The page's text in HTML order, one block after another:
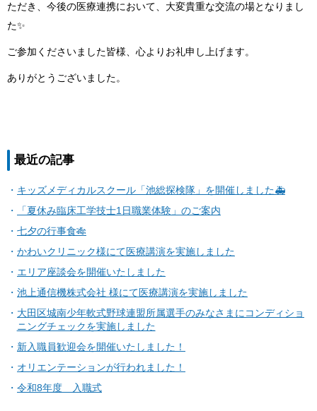
ただき、今後の医療連携において、大変貴重な交流の場となりまし
た✨
ご参加くださいました皆様、心よりお礼申し上げます。
ありがとうございました。
最近の記事
キッズメディカルスクール「池総探検隊」を開催しました🚑
「夏休み臨床工学技士1日職業体験」のご案内
七夕の行事食🎋
かわいクリニック様にて医療講演を実施しました
エリア座談会を開催いたしました
池上通信機株式会社 様にて医療講演を実施しました
大田区城南少年軟式野球連盟所属選手のみなさまにコンディショ
ニングチェックを実施しました
新入職員歓迎会を開催いたしました！
オリエンテーションが行われました！
令和8年度 入職式